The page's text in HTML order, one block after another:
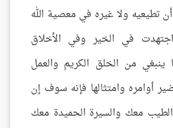
تطيعيه ولا غيره في معصية الله
في الخير وفي الأخلاق
ينبغي من الخلق الكريم والعمل
أوامره وامتثالها فإنه سوف إن
معك والسيرة الحميدة معك